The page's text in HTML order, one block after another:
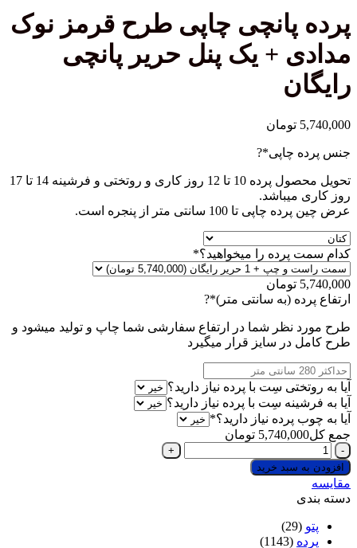
پانچی چاپی طرح قرمز نوک
+ یک پنل حریر پانچی
تومان
چاپی*
(required)
?
تحویل محصول پرده 10 تا 12 روز کاری و روتختی و فرشینه 14 تا 17
سانتی متر از پنجره است.
را میخواهید؟ *
(required)
تومان
(به سانتی متر)*
(required)
?
نظر شما در ارتفاع سفارشی شما چاپ و تولید میشود و
سایز قرار میگیرد
سِت با پرده نیاز دارید؟
سِت با پرده نیاز دارید؟
نیاز دارید؟ *
(required)
تومان
سبد خرید